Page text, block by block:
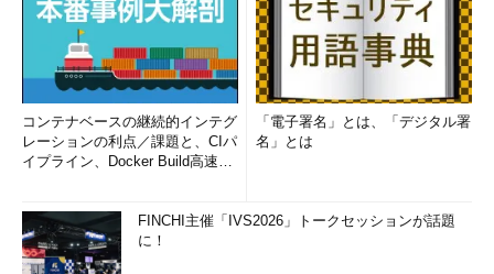
画面3
ストアアプリの実行ファイルのセキュリティ設定に
「不明なアカウント」が見つかる。でもこれは実在するSID
コンテナベースの継続的インテグ
レーションの利点／課題と、CIパ
イプライン、Docker Build高速化
「電子署名」とは、「デジタル署
名」とは
FINCHI主催「IVS2026」トークセッションが話題
に！